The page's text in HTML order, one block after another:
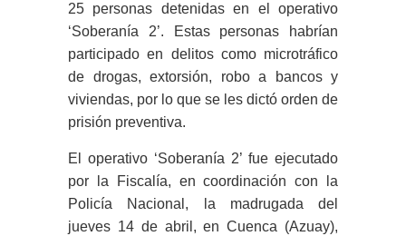
25 personas detenidas en el operativo
‘Soberanía 2’. Estas personas habrían
participado en delitos como microtráfico
de drogas, extorsión, robo a bancos y
viviendas, por lo que se les dictó orden de
prisión preventiva.
El operativo ‘Soberanía 2’ fue ejecutado
por la Fiscalía, en coordinación con la
Policía Nacional, la madrugada del
jueves 14 de abril, en Cuenca (Azuay),